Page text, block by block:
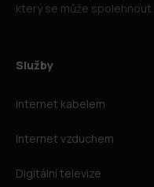
který se může spolehnout.
Služby
Internet kabelem
Internet vzduchem
Digitální televize